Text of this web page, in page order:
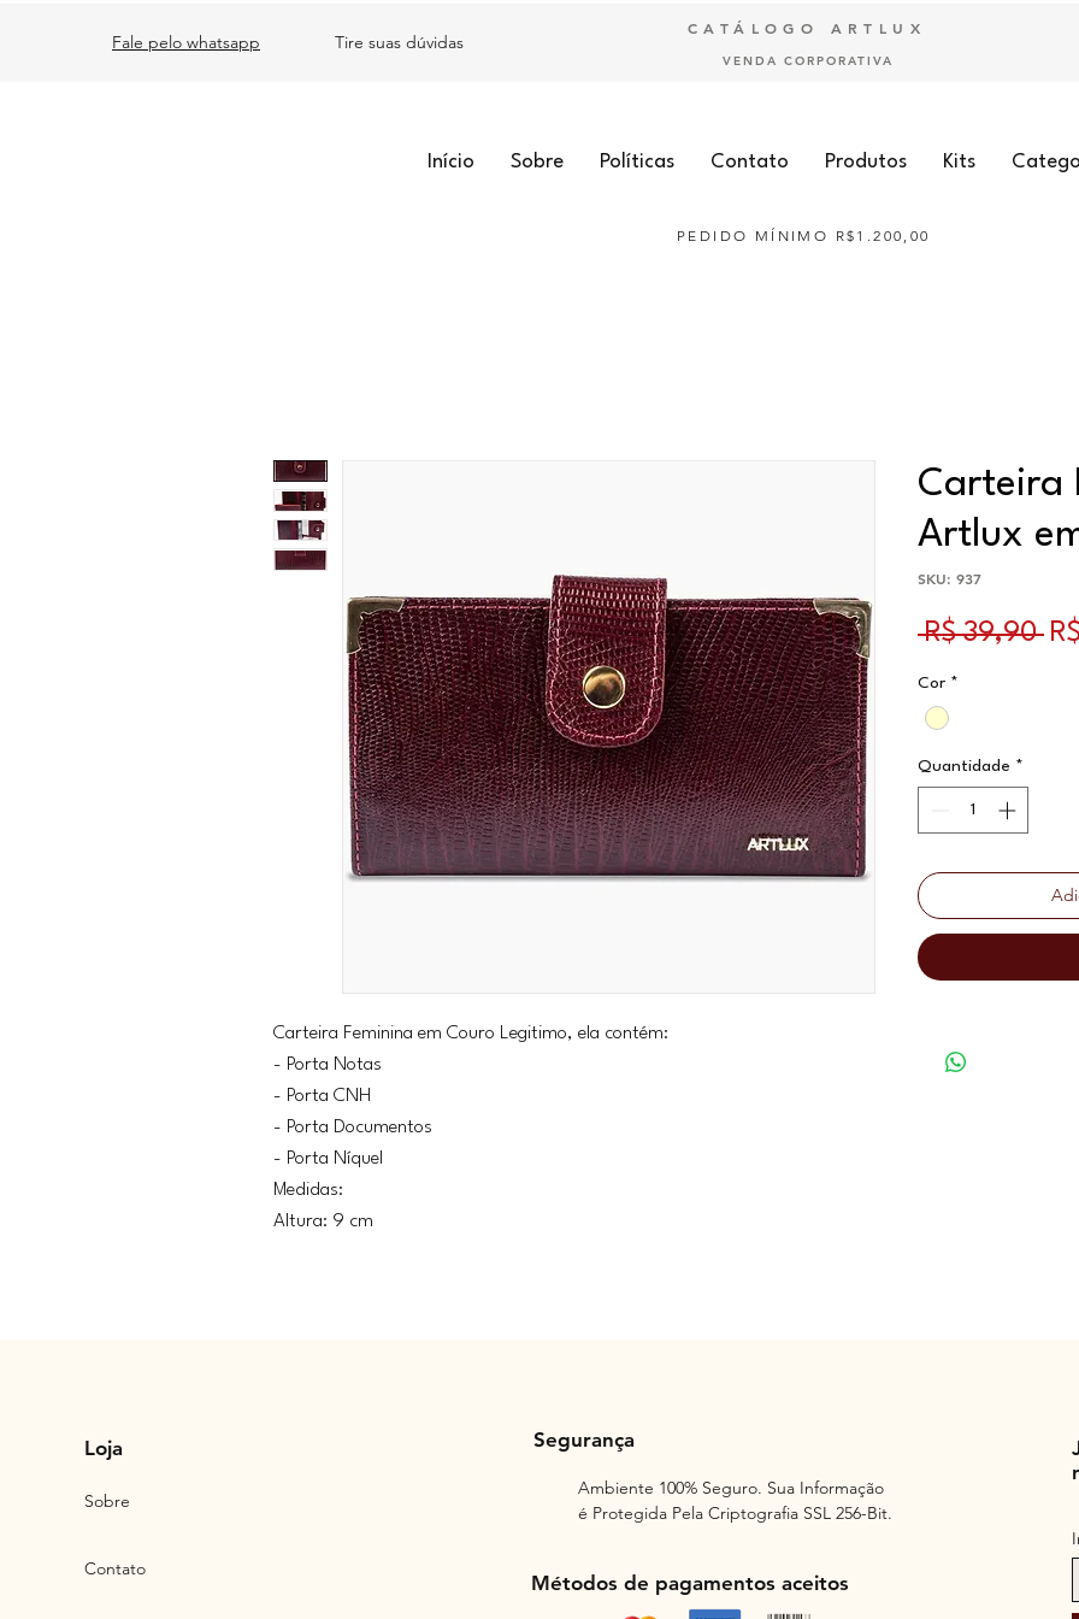
Fale pelo whatsapp Tire suas dúvidas
CATÁLOGO ARTLUX
VENDA CORPORATIVA
Início Sobre Políticas Contato Produtos Kits
PEDIDO MÍNIMO R$1.200,00
Carteira Feminina em Couro Legitimo, ela contém:
- Porta Notas
- Porta CNH
- Porta Documentos
- Porta Níquel
Medidas:
Altura: 9 cm
Carteira
Artlux
SKU: 937
R$ 39,90
Cor *
Quantidade *
Loja
Sobre
Contato
Segurança
Ambiente 100% Seguro. Sua Informação
é Protegida Pela Criptografia SSL 256-Bit.
Métodos de pagamentos aceitos